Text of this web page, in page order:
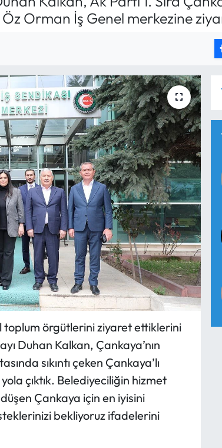
Öz Orman İş Genel merkezine
toplum örgütlerini ziyaret ettiklerini
Duhan Kalkan, Çankaya’nın
sıkıntı çeken Çankaya’lı
çıktık. Belediyeciliğin hizmet
Çankaya için en iyisini
bekliyoruz ifadelerini